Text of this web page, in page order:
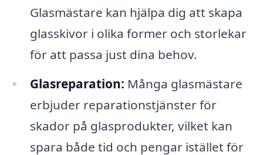
Glasmästare kan hjälpa dig att skapa
glasskivor i olika former och storlekar
för att passa just dina behov.
Glasreparation: Många glasmästare
erbjuder reparationstjänster för
skador på glasprodukter, vilket kan
spara både tid och pengar istället för